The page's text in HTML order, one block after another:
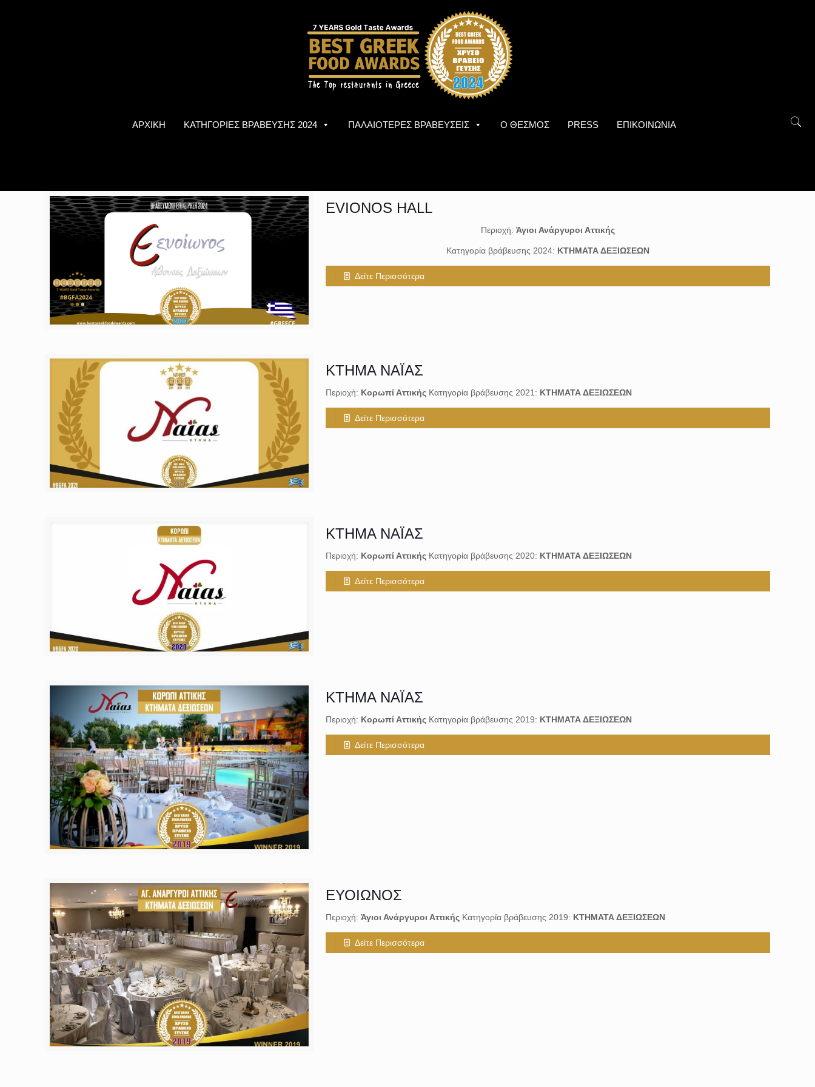
ΑΡΧΙΚΗ ΚΑΤΗΓΟΡΙΕΣ ΒΡΑΒΕΥΣΗΣ 2024 ΠΑΛΑΙΟΤΕΡΕΣ ΒΡΑΒΕΥΣΕΙΣ Ο ΘΕΣΜΟΣ PRESS ΕΠΙΚΟΙΝΩΝΙΑ
EVIONOS HALL
Περιοχή: Άγιοι Ανάργυροι Αττικής
Κατηγορία βράβευσης 2024: ΚΤΗΜΑΤΑ ΔΕΞΙΩΣΕΩΝ
Δείτε Περισσότερα
ΚΤΗΜΑ ΝΑΪΑΣ
Περιοχή: Κορωπί ΑττικήςΚατηγορία βράβευσης 2021: ΚΤΗΜΑΤΑ ΔΕΞΙΩΣΕΩΝ
Δείτε Περισσότερα
ΚΤΗΜΑ ΝΑΪΑΣ
Περιοχή: Κορωπί ΑττικήςΚατηγορία βράβευσης 2020: ΚΤΗΜΑΤΑ ΔΕΞΙΩΣΕΩΝ
Δείτε Περισσότερα
ΚΤΗΜΑ ΝΑΪΑΣ
Περιοχή: Κορωπί ΑττικήςΚατηγορία βράβευσης 2019: ΚΤΗΜΑΤΑ ΔΕΞΙΩΣΕΩΝ
Δείτε Περισσότερα
ΕΥΟΙΩΝΟΣ
Περιοχή: Άγιοι Ανάργυροι ΑττικήςΚατηγορία βράβευσης 2019: ΚΤΗΜΑΤΑ ΔΕΞΙΩΣΕΩΝ
Δείτε Περισσότερα